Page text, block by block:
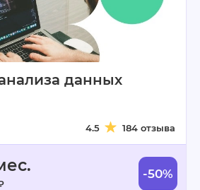
данных
4.5 184 отзыва
-50%